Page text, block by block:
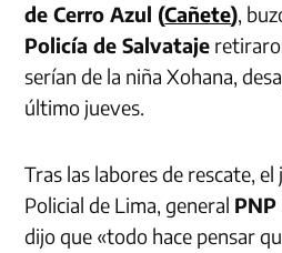
de Cerro Azul (Cañete),
Policía de Salvataje
serían de la niña Xohana,
último jueves.
Tras las labores de rescate, el
Policial de Lima, general
dijo que «todo hace pensar